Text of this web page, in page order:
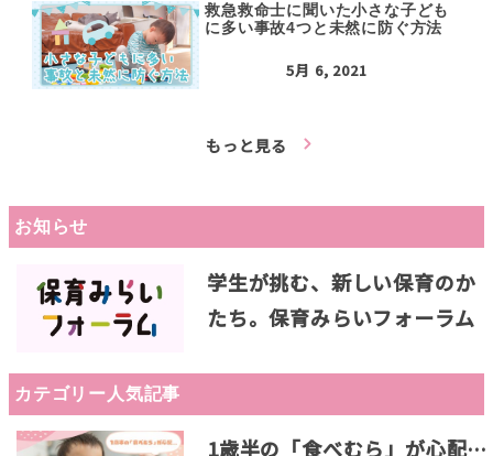
救急救命士に聞いた小さな子ども
に多い事故4つと未然に防ぐ方法
5月 6, 2021
もっと見る
お知らせ
学生が挑む、新しい保育のか
たち。保育みらいフォーラム
カテゴリー人気記事
1歳半の「食べむら」が心配…